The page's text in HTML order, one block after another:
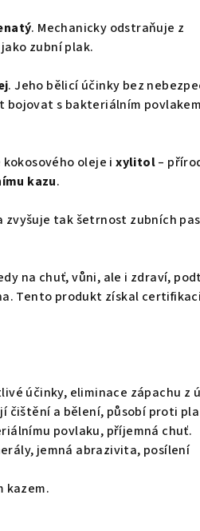
. Mechanicky odstraňuje z
zubní plak.
. Jeho bělicí účinky bez
bojovat s bakteriálním
kokosového oleje ixylitol–
kazu.
zvyšuje tak šetrnost zubních
na chuť, vůni, ale i zdraví,
Tento produkt získal
účinky, eliminace zápachu z
čištění a bělení, působí proti
povlaku, příjemná chuť.
jemná abrazivita, posílení
kazem.